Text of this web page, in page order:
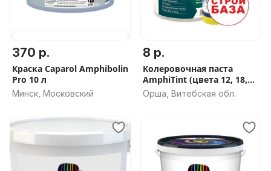
370 р.
Краска Caparol Amphibolin
Pro 10 л
Минск, Московский
8 р.
Колеровочная паста
AmphiTint (цвета 12, 18,
06, 08, 05, 00). Краска-
колер Альпина 500мл.
Орша, Витебская обл.